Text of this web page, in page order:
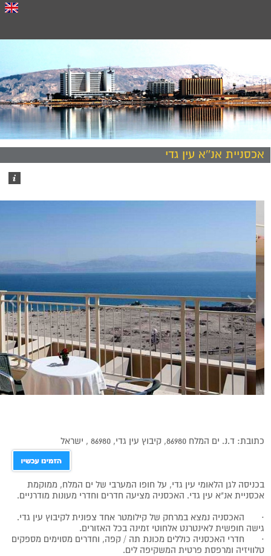
אכסניית אנ''א עין גדי
כתובת: ד.נ. ים המלח 86980, קיבוץ עין גדי, 86980 , ישראל
בכניסה לגן הלאומי עין גדי, על חופו המערבי של ים המלח, ממוקמת
אכסניית אנ"א עין גדי. האכסניה מציעה חדרים וחדרי מעונות מודרניים.
· האכסניה נמצא במרחק של קילומטר אחד צפונית לקיבוץ עין גדי.
גישה חופשית לאינטרנט אלחוטי זמינה בכל האזורים.
· חדרי האכסניה כוללים מכונת תה / קפה, וחדרים מסוימים מספקים
טלוויזיה ומרפסת פרטית המשקיפה לים.